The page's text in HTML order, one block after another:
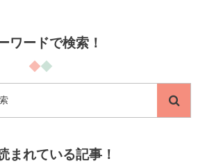
ワードで検索！
まれている記事！